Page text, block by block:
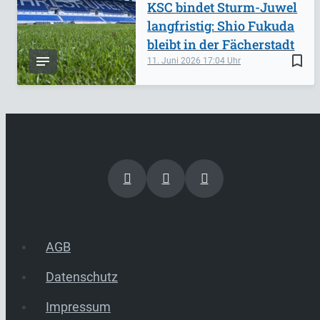
bookmark_border
11. Juni 2026 17:04
KSC bindet Sturm-Juwel
langfristig: Shio Fukuda
bleibt in der Fächerstadt
AGB
Datenschutz
Impressum